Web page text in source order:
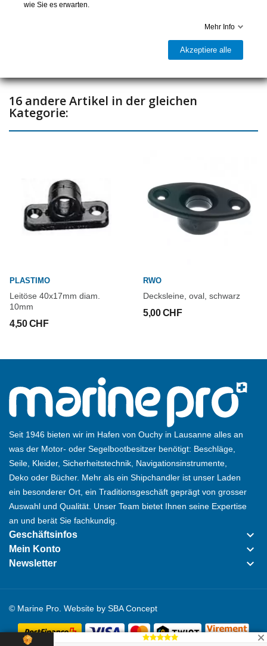
16 andere Artikel in der gleichen
Kategorie:
PLASTIMO
Leitöse 40x17mm diam.
10mm
4,50 CHF
RWO
Decksleine, oval, schwarz
5,00 CHF
Seit 1946 bieten wir im Hafen von Ouchy in Lausanne alles an
was der Motor- oder Segelbootbesitzer benötigt: Beschläge,
Seile, Kleider, Sicherheitstechnik, Navigationsinstrumente,
Deko oder Bücher. Mehr als ein Shipchandler ist unser Laden
ein besonderer Ort, ein Traditionsgeschäft geprägt von grosser
Auswahl und Qualität. Unser Team bietet Ihnen seine Expertise
an und berät Sie fachkundig.
Geschäftsinfos keyboard_arrow_down
Mein Konto keyboard_arrow_down
Newsletter keyboard_arrow_down
© Marine Pro. Website by SBA Concept
wie Sie es erwarten.
Mehr Info
Akzeptiere alle